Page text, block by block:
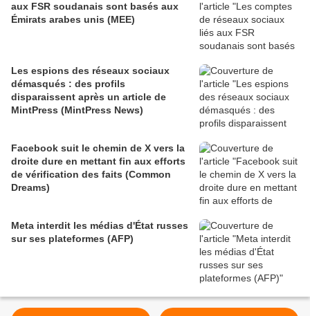
aux FSR soudanais sont basés aux
Émirats arabes unis (MEE)
Les espions des réseaux sociaux
démasqués : des profils
disparaissent après un article de
MintPress (MintPress News)
Facebook suit le chemin de X vers la
droite dure en mettant fin aux efforts
de vérification des faits (Common
Dreams)
Meta interdit les médias d'État russes
sur ses plateformes (AFP)